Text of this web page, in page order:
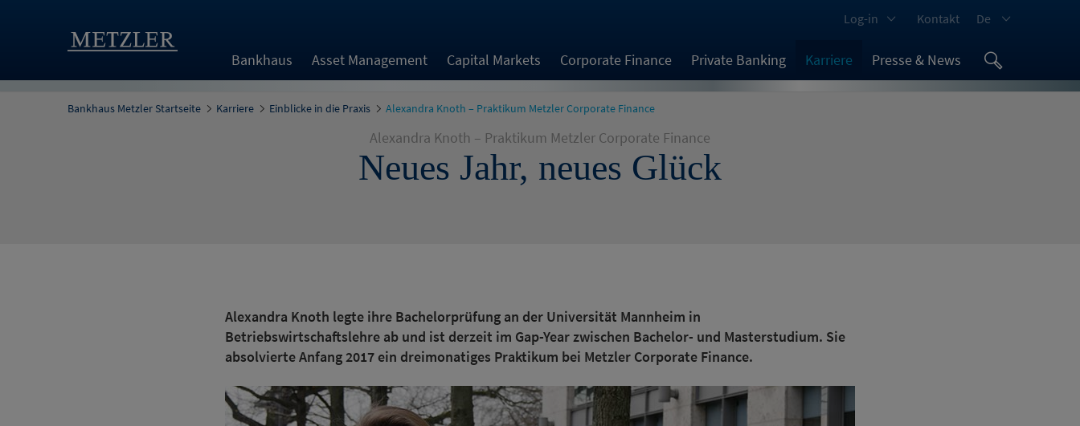
Bankhaus Asset Management Capital Markets Corporate Finance Private Banking Karriere Presse & News
Log-in Kontakt De
Bankhaus Metzler Startseite Karriere Einblicke in die Praxis Alexandra Knoth – Praktikum Metzler Corporate Finance
Alexandra Knoth – Praktikum Metzler Corporate Finance
Neues Jahr, neues Glück
Alexandra Knoth legte ihre Bachelorprüfung an der Universität Mannheim in
Betriebswirtschaftslehre ab und ist derzeit im Gap-Year zwischen Bachelor- und Masterstudium. Sie
absolvierte Anfang 2017 ein dreimonatiges Praktikum bei Metzler Corporate Finance.